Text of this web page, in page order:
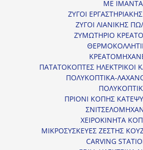
ΜΕ ΙΜΑΝΤΑ
ΖΥΓΟΙ
ΖΥΓΟΙ ΛΙΑΝΙΚΗΣ
ΖΥΜΩΤΗΡΙΟ
ΠΑΤΑΤΟΚΟΠΤΕΣ ΗΛΕΚΤΡΙΚΟΙ
ΠΟΛΥΚΟΠΤΙΚΑ-
ΠΡΙΟΝΙ ΚΟΠΗΣ
ΧΕΙΡΟΚΙΝΗΤΑ
ΜΙΚΡΟΣΥΣΚΕΥΕΣ ΖΕΣΤΗΣ
CARVING